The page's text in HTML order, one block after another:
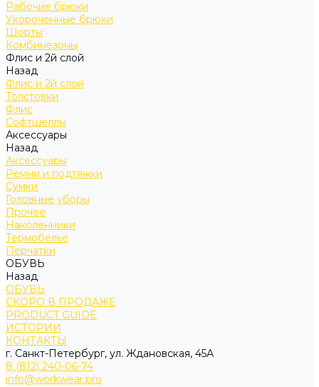
Рабочие брюки
Укороченные брюки
Шорты
Комбинезоны
Флис и 2й слой
Назад
Флис и 2й слой
Толстовки
Флис
Софтшеллы
Аксессуары
Назад
Аксессуары
Ремни и подтяжки
Сумки
Головные уборы
Прочее
Наколенники
Термобелье
Перчатки
ОБУВЬ
Назад
ОБУВЬ
СКОРО В ПРОДАЖЕ
PRODUCT GUIDE
ИСТОРИИ
КОНТАКТЫ
г. Санкт-Петербург, ул. Ждановская, 45А
8 (812) 240-06-74
info@workwear.pro